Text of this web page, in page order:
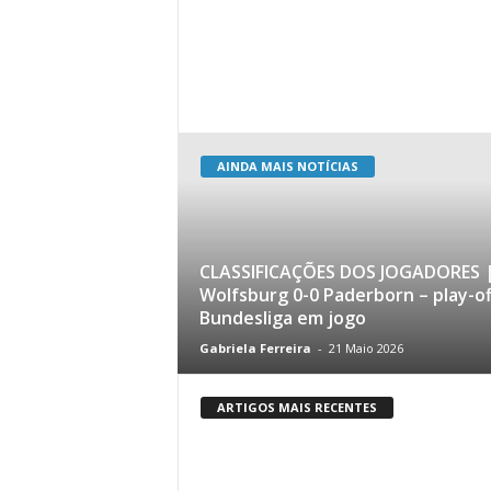
AINDA MAIS NOTÍCIAS
CLASSIFICAÇÕES DOS JOGADORES
Wolfsburg 0-0 Paderborn – play-
Bundesliga em jogo
Gabriela Ferreira - 21 Maio 2026
ARTIGOS MAIS RECENTES